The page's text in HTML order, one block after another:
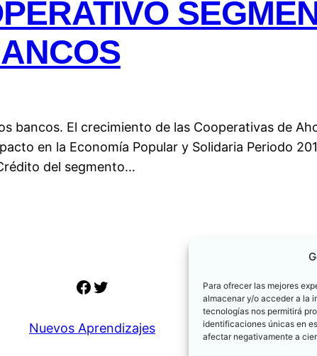
Para ofrecer las mejores
almacenar y/o acceder a la
tecnologías nos permitirá
identificaciones únicas en
afectar negativamente a
bancos. El crecimiento de las Cooperativas de
en la Economía Popular y Solidaria Periodo
del segmento…
Facebook
Twitter
Nuevos Aprendizajes